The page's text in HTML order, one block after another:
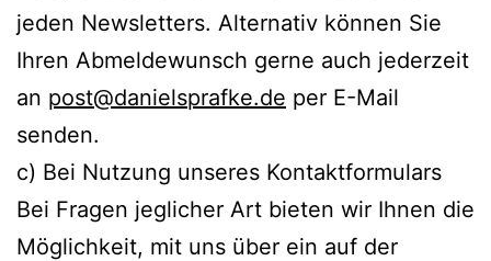
jeden Newsletters. Alternativ können Sie
Ihren Abmeldewunsch gerne auch jederzeit
an post@danielsprafke.de per E-Mail
senden.
c) Bei Nutzung unseres Kontaktformulars
Bei Fragen jeglicher Art bieten wir Ihnen die
Möglichkeit, mit uns über ein auf der